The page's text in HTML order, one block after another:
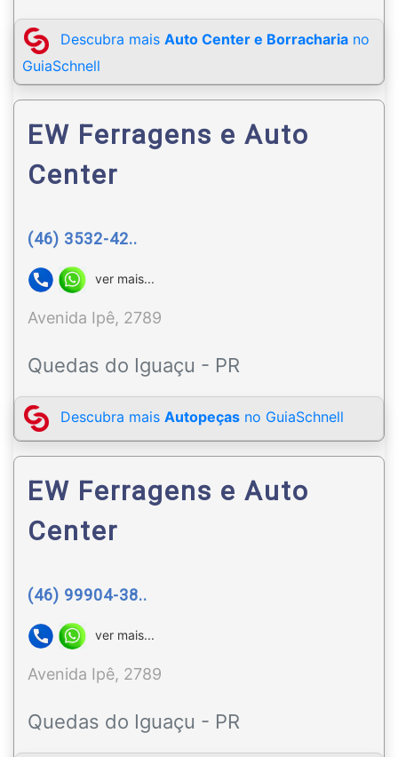
Descubra mais Auto Center e Borracharia no
GuiaSchnell
EW Ferragens e Auto
Center
(46) 3532-42..
ver mais...
Avenida Ipê, 2789
Quedas do Iguaçu - PR
Descubra mais Autopeças no GuiaSchnell
EW Ferragens e Auto
Center
(46) 99904-38..
ver mais...
Avenida Ipê, 2789
Quedas do Iguaçu - PR